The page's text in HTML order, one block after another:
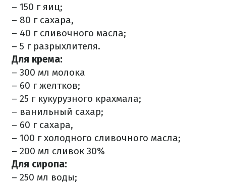
– 150 г яиц;
– 80 г сахара,
– 40 г сливочного масла;
– 5 г разрыхлителя.
Для крема:
– 300 мл молока
– 60 г желтков;
– 25 г кукурузного крахмала;
– ванильный сахар;
– 60 г сахара,
– 100 г холодного сливочного масла;
– 200 мл сливок 30%
Для сиропа:
– 250 мл воды;